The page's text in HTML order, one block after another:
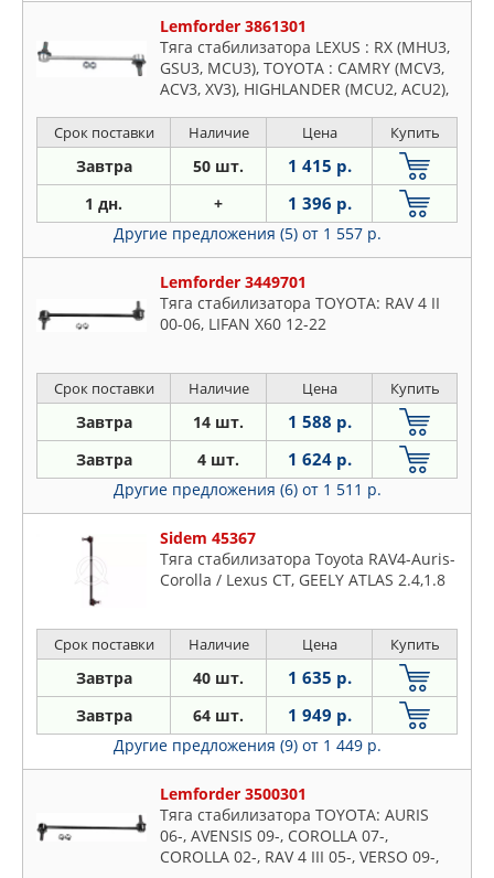
Lemforder 3861301
Тяга стабилизатора LEXUS : RX (MHU3,
GSU3, MCU3), TOYOTA : CAMRY (MCV3,
ACV3, XV3), HIGHLANDER (MCU2, ACU2),
Срок поставки Наличие Цена Купить
Завтра 50 шт. 1 415 р.
1 дн. + 1 396 р.
Другие предложения (5) от 1 557 р.
Lemforder 3449701
Тяга стабилизатора TOYOTA: RAV 4 II
00-06, LIFAN X60 12-22
Срок поставки Наличие Цена Купить
Завтра 14 шт. 1 588 р.
Завтра 4 шт. 1 624 р.
Другие предложения (6) от 1 511 р.
Sidem 45367
Тяга стабилизатора Toyota RAV4-Auris-
Corolla / Lexus CT, GEELY ATLAS 2.4,1.8
Срок поставки Наличие Цена Купить
Завтра 40 шт. 1 635 р.
Завтра 64 шт. 1 949 р.
Другие предложения (9) от 1 449 р.
Lemforder 3500301
Тяга стабилизатора TOYOTA: AURIS
06-, AVENSIS 09-, COROLLA 07-,
COROLLA 02-, RAV 4 III 05-, VERSO 09-,